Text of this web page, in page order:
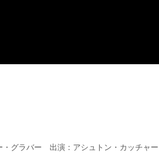
グラバー 出演：アシュトン・カッチャー